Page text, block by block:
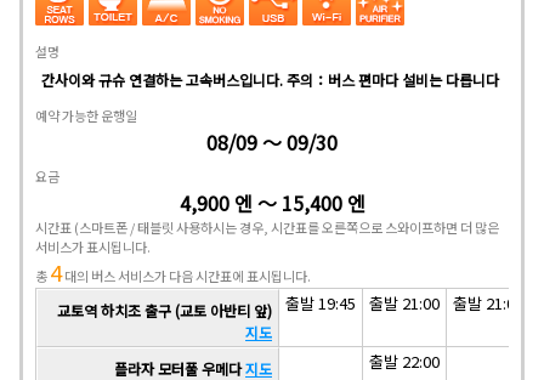
설명
간사이와 규슈 연결하는 고속버스입니다. 주의：버스 편마다 설비는 다릅니다
예약 가능한 운행일
08/09 ～ 09/30
요금
4,900 엔 ～ 15,400 엔
시간표 (스마트폰 / 태블릿 사용하시는 경우, 시간표를 오른쪽으로 스와이프하면 더 많은
서비스가 표시됩니다.
총4대의 버스 서비스가 다음 시간표에 표시됩니다.
교토역 하치조 출구 (교토 아반티 앞)
지도
출발 19:45 출발 21:00 출발 21:00
플라자 모터풀 우메다지도 출발 22:00